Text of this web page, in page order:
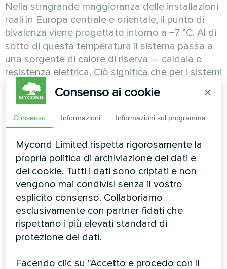
Nella stragrande maggioranza delle installazioni
reali in Europa centrale e orientale, il punto di
bivalenza viene progettato intorno a −7 °C. Al di
sotto di questa temperatura il sistema passa a
una sorgente di calore di riserva — caldaia o
resistenza elettrica. Ciò significa che per i sistemi
bivalenti — che costituiscono la maggioranza —
le prestazioni a −10 °C hanno scarsa rilevanza
pratica: sotto il punto di bivalenza è la riserva a
riscaldare, non la pompa di calore. Il COP della
pompa in quell'intervallo non incide più sulla
bolletta elettrica.
Il vantaggio di potenza di Panasonic a TOL è
concretamente significativo solo per i sistemi
monovalenti, in cui la pompa di calore copre il
100 % delle dispersioni termiche dell'edificio
anche nei giorni più freddi, senza alcun supporto
di riserva. Tali installazioni sono decisamente
Consenso ai cookie ×
Consenso Informazioni Informazioni sul programma
Mycond Limited rispetta rigorosamente la
propria politica di archiviazione dei dati e
dei cookie. Tutti i dati sono criptati e non
vengono mai condivisi senza il vostro
esplicito consenso. Collaboriamo
esclusivamente con partner fidati che
rispettano i più elevati standard di
protezione dei dati.
Facendo clic su "Accetto e procedo con il